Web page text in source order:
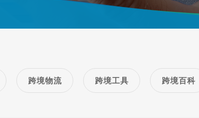
跨境物流 跨境工具 跨境百科